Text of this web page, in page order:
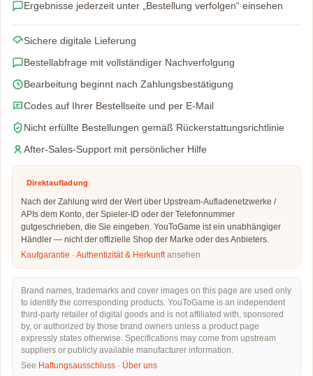
Ergebnisse jederzeit unter „Bestellung verfolgen“ einsehen
Sichere digitale Lieferung
Bestellabfrage mit vollständiger Nachverfolgung
Bearbeitung beginnt nach Zahlungsbestätigung
Codes auf Ihrer Bestellseite und per E-Mail
Nicht erfüllte Bestellungen gemäß Rückerstattungsrichtlinie
After-Sales-Support mit persönlicher Hilfe
Direktaufladung
Nach der Zahlung wird der Wert über Upstream-Aufladenetzwerke /
APIs dem Konto, der Spieler-ID oder der Telefonnummer
gutgeschrieben, die Sie eingeben. YouToGame ist ein unabhängiger
Händler — nicht der offizielle Shop der Marke oder des Anbieters.
Kaufgarantie · Authentizität & Herkunftansehen
Brand names, trademarks and cover images on this page are used only
to identify the corresponding products. YouToGame is an independent
third-party retailer of digital goods and is not affiliated with, sponsored
by, or authorized by those brand owners unless a product page
expressly states otherwise. Specifications may come from upstream
suppliers or publicly available manufacturer information.
See Haftungsausschluss · Über uns